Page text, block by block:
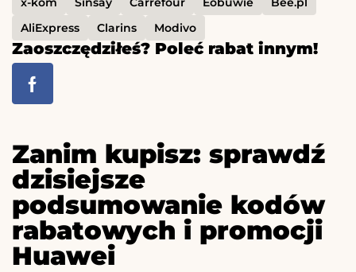
AliExpress
Clarins Modivo
Zaoszczędziłeś? Poleć rabat innym!
Zanim kupisz: sprawdź
dzisiejsze
podsumowanie kodów
rabatowych i promocji
Huawei